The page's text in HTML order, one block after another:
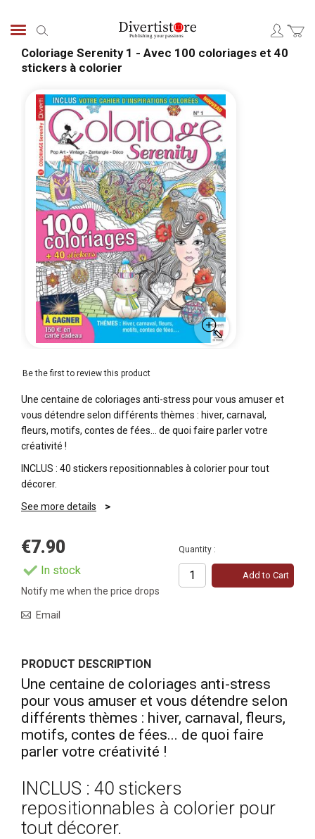
Coloriage Serenity 1 - Avec 100 coloriages et 40
stickers à colorier
images
gallery
Be the first to review this product
Une centaine de coloriages anti-stress pour vous amuser et
vous détendre selon différents thèmes : hiver, carnaval,
fleurs, motifs, contes de fées... de quoi faire parler votre
créativité !
INCLUS : 40 stickers repositionnables à colorier pour tout
décorer.
See more details
€7.90
In stock
Quantity :
Add to Cart
Notify me when the price drops
Email
PRODUCT DESCRIPTION
Une centaine de coloriages anti-stress
pour vous amuser et vous détendre selon
différents thèmes : hiver, carnaval, fleurs,
motifs, contes de fées... de quoi faire
parler votre créativité !
INCLUS : 40 stickers
repositionnables à colorier pour
tout décorer.